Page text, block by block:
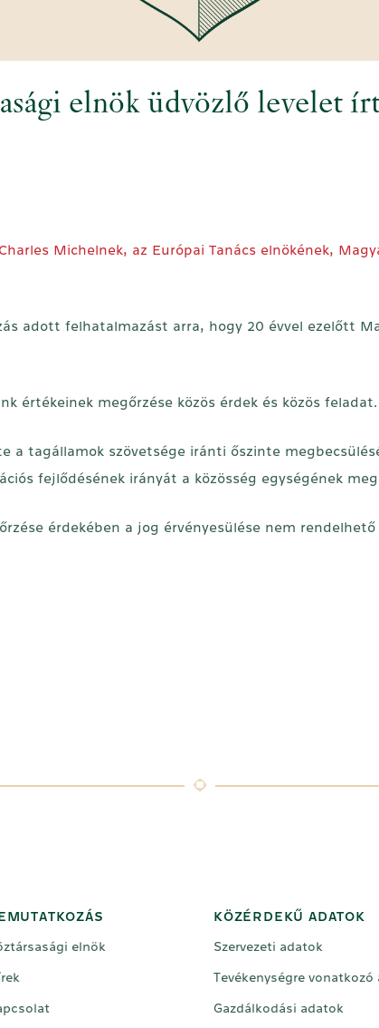
elnök üdvözlő levelet
Michelnek, az Európai Tanács elnökének,
adott felhatalmazást arra, hogy 20 évvel ezelőtt
értékeinek megőrzése közös érdek és közös feladat.
a tagállamok szövetsége iránti őszinte
fejlődésének irányát a közösség egységének
érdekében a jog érvényesülése nem
elnök
KÖZÉRDEKŰ ADATOK
Szervezeti adatok
Tevékenységre vonatkozó
Gazdálkodási adatok